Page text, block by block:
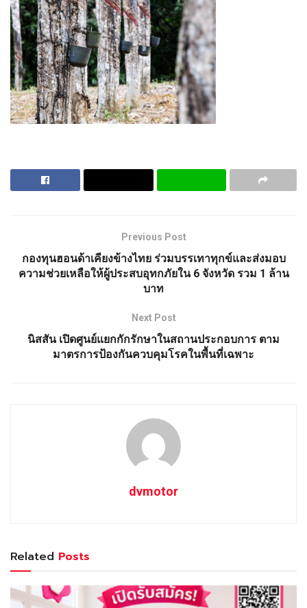
Previous Post
กองทุนฮอนด้าเคียงข้างไทย ร่วมบรรเทาทุกข์และส่งมอบ
ความช่วยเหลือให้ผู้ประสบอุทกภัยใน 6 จังหวัด รวม 1 ล้าน
บาท
Next Post
นิสสัน เปิดศูนย์แยกกักรักษาในสถานประกอบการ ตาม
มาตรการป้องกันควบคุมโรคในพื้นที่เฉพาะ
dvmotor
Related Posts